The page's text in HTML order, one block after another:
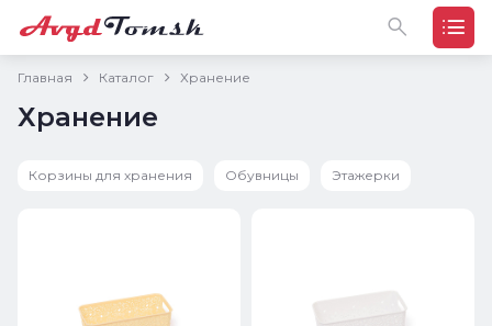
Главная Каталог Хранение
Хранение
Корзины для хранения Обувницы Этажерки